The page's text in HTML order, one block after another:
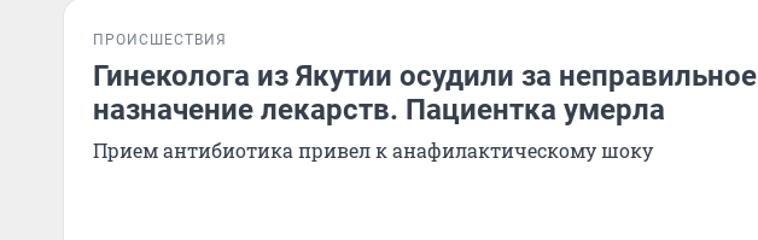
ПРОИСШЕСТВИЯ
Гинеколога из Якутии осудили за неправильное
назначение лекарств. Пациентка умерла
Прием антибиотика привел к анафилактическому шоку